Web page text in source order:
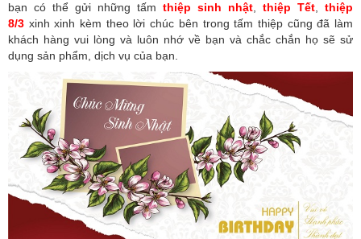
bạn có thể gửi những tấm thiệp sinh nhật thiệp Tết
thiệp
8/3 xinh xinh kèm theo lời chúc bên trong tấm thiệp cũng đã làm
khách hàng vui lòng và luôn nhớ về bạn và chắc chắn họ sẽ sử
dụng sản phẩm, dịch vụ của bạn.